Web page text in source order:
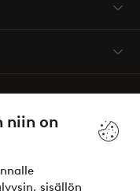
niin on
sisällön